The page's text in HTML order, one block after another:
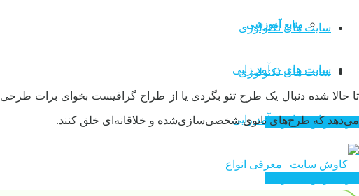
منابع آموزشی
سایت های تکنولوژی
سایت های درآمد زایی
سایت های تکنولوژی
سایت های درآمد زایی
خرید هوش مصنوعی
تا حالا شده دنبال یک طرح تتو بگردی یا از طراح گرافیست بخوای برات
می‌دهد که طرح‌های تاتوی شخصی‌سازی‌شده و خلاقانه‌ای خلق کنند.